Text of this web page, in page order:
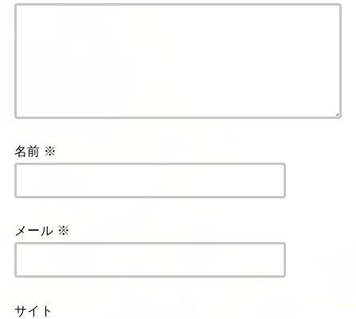
名前 ※
メール ※
サイト